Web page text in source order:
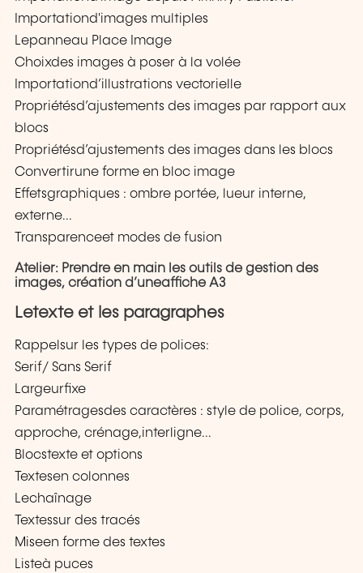
Importationd'images multiples
Lepanneau Place Image
Choixdes images à poser à la volée
Importationd’illustrations vectorielle
Propriétésd’ajustements des images par rapport aux
blocs
Propriétésd’ajustements des images dans les blocs
Convertirune forme en bloc image
Effetsgraphiques : ombre portée, lueur interne,
externe...
Transparenceet modes de fusion
Atelier: Prendre en main les outils de gestion des
images, création d’uneaffiche A3
Letexte et les paragraphes
Rappelsur les types de polices:
Serif/ Sans Serif
Largeurfixe
Paramétragesdes caractères : style de police, corps,
approche, crénage,interligne...
Blocstexte et options
Textesen colonnes
Lechaînage
Textessur des tracés
Miseen forme des textes
Listeà puces